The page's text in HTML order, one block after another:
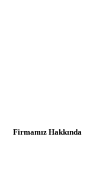
Firmamız Hakkında